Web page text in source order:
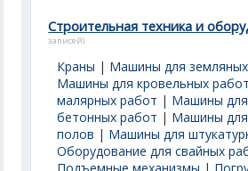
Строительная техника и
записей)
Краны | Машины для
Машины для кровельных работ
малярных работ | Машины для
бетонных работ | Машины для
полов | Машины для
Оборудование для свайных